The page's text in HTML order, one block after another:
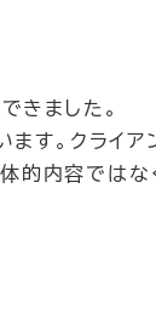
きました。
す。クライア
的内容ではな